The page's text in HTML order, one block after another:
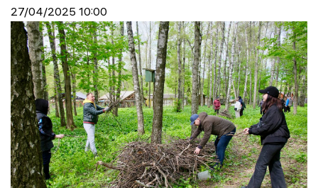
27/04/2025 10:00